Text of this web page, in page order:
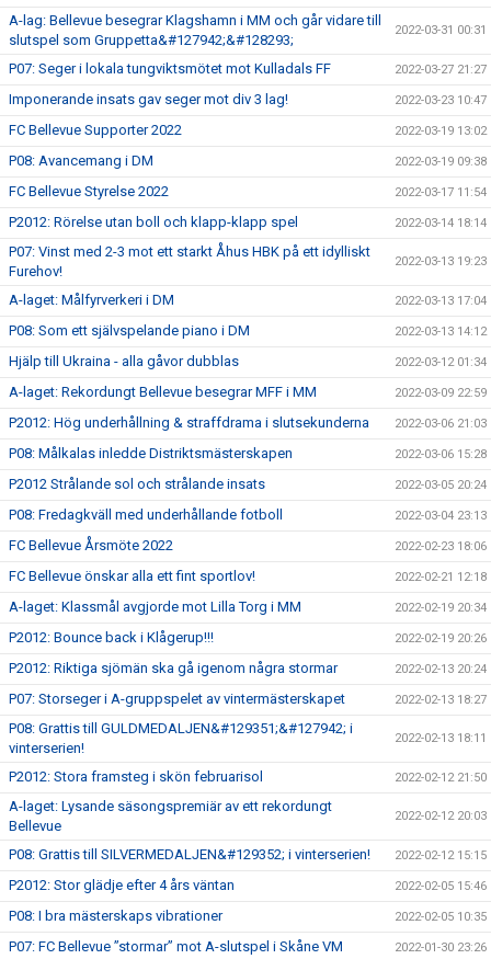
A-lag: Bellevue besegrar Klagshamn i MM och går vidare till
slutspel som Gruppetta&#127942;&#128293;
2022-03-31 00:31
P07: Seger i lokala tungviktsmötet mot Kulladals FF 2022-03-27 21:27
Imponerande insats gav seger mot div 3 lag! 2022-03-23 10:47
FC Bellevue Supporter 2022 2022-03-19 13:02
P08: Avancemang i DM 2022-03-19 09:38
FC Bellevue Styrelse 2022 2022-03-17 11:54
P2012: Rörelse utan boll och klapp-klapp spel 2022-03-14 18:14
P07: Vinst med 2-3 mot ett starkt Åhus HBK på ett idylliskt
Furehov!
2022-03-13 19:23
A-laget: Målfyrverkeri i DM 2022-03-13 17:04
P08: Som ett självspelande piano i DM 2022-03-13 14:12
Hjälp till Ukraina - alla gåvor dubblas 2022-03-12 01:34
A-laget: Rekordungt Bellevue besegrar MFF i MM 2022-03-09 22:59
P2012: Hög underhållning & straffdrama i slutsekunderna 2022-03-06 21:03
P08: Målkalas inledde Distriktsmästerskapen 2022-03-06 15:28
P2012 Strålande sol och strålande insats 2022-03-05 20:24
P08: Fredagkväll med underhållande fotboll 2022-03-04 23:13
FC Bellevue Årsmöte 2022 2022-02-23 18:06
FC Bellevue önskar alla ett fint sportlov! 2022-02-21 12:18
A-laget: Klassmål avgjorde mot Lilla Torg i MM 2022-02-19 20:34
P2012: Bounce back i Klågerup!!! 2022-02-19 20:26
P2012: Riktiga sjömän ska gå igenom några stormar 2022-02-13 20:24
P07: Storseger i A-gruppspelet av vintermästerskapet 2022-02-13 18:27
P08: Grattis till GULDMEDALJEN&#129351;&#127942; i
vinterserien!
2022-02-13 18:11
P2012: Stora framsteg i skön februarisol 2022-02-12 21:50
A-laget: Lysande säsongspremiär av ett rekordungt
Bellevue
2022-02-12 20:03
P08: Grattis till SILVERMEDALJEN&#129352; i vinterserien! 2022-02-12 15:15
P2012: Stor glädje efter 4 års väntan 2022-02-05 15:46
P08: I bra mästerskaps vibrationer 2022-02-05 10:35
P07: FC Bellevue ”stormar” mot A-slutspel i Skåne VM 2022-01-30 23:26